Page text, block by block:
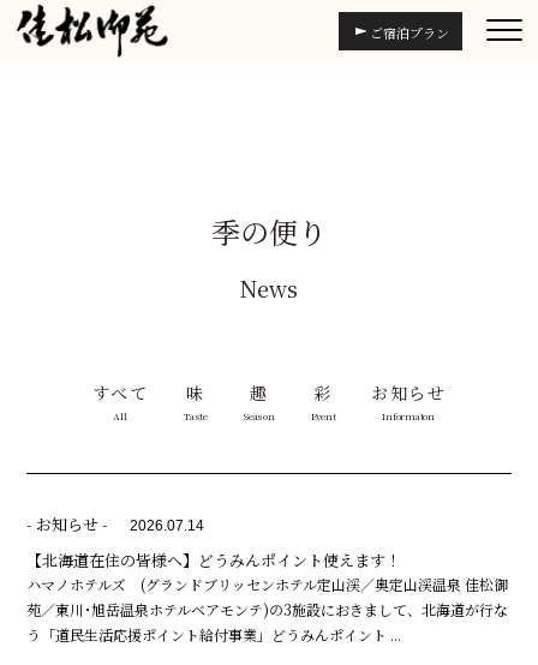
ご宿泊プラン
季の便り
News
すべて
All
味
Taste
趣
Season
彩
Event
お知らせ
Informaton
- お知らせ - 2026.07.14
【北海道在住の皆様へ】どうみんポイント使えます！
ハマノホテルズ (グランドブリッセンホテル定山渓／奥定山渓温泉 佳松御
苑／東川･旭岳温泉ホテルベアモンテ)の3施設におきまして、北海道が行な
う「道民生活応援ポイント給付事業」どうみんポイント ...